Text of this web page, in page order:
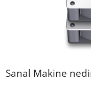
Sanal Makine